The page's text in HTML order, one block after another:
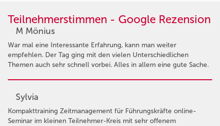
Teilnehmerstimmen - Google Rezension
M Mönius
War mal eine Interessante Erfahrung, kann man weiter
empfehlen. Der Tag ging mit den vielen Unterschiedlichen
Themen auch sehr schnell vorbei. Alles in allem eine gute Sache.
Sylvia
Kompakttraining Zeitmanagement für Führungskräfte online-
Seminar im kleinen Teilnehmer-Kreis mit sehr offenem